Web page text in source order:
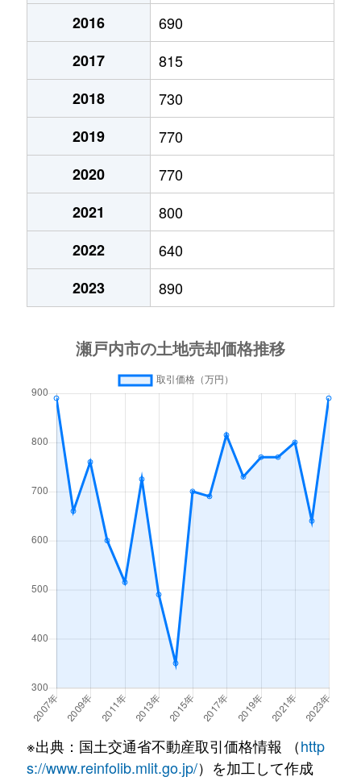
邑久町山田庄 1,000万円
邑久町山田庄
1,200万円
邑久町山田庄
2,300万円
邑久町山田庄
1,300万円
長船町土師
1,000万円
長船町服部
660万円
長船町服部
1,500万円
長船町福岡
270万円
長船町福里
930万円
2016
690
2017
815
2018
730
2019
770
2020
770
2021
800
2022
640
2023
890
※出典：国土交通省不動産取引価格情報 （http
s://www.reinfolib.mlit.go.jp/）を加工して作成